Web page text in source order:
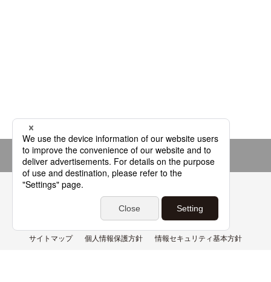
Page top
よくあるご質問 基本用語解説集
サイトマップ 個人情報保護方針 情報セキュリティ基本方針